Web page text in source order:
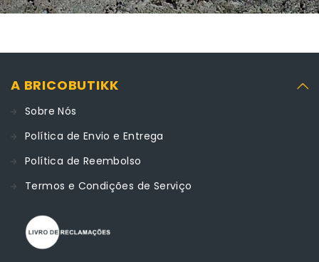
A BRICOBUTIKK
Sobre Nós
Política de Envio e Entrega
Política de Reembolso
Termos e Condições de Serviço